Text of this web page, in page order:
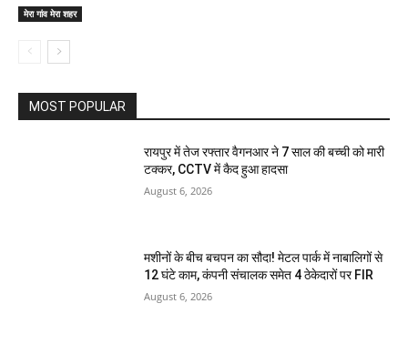
मेरा गांव मेरा शहर
MOST POPULAR
रायपुर में तेज रफ्तार वैगनआर ने 7 साल की बच्ची को मारी
टक्कर, CCTV में कैद हुआ हादसा
August 6, 2026
मशीनों के बीच बचपन का सौदा! मेटल पार्क में नाबालिगों से
12 घंटे काम, कंपनी संचालक समेत 4 ठेकेदारों पर FIR
August 6, 2026